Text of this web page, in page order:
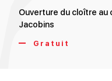
Ouverture du cloître
Jacobins
Gratuit